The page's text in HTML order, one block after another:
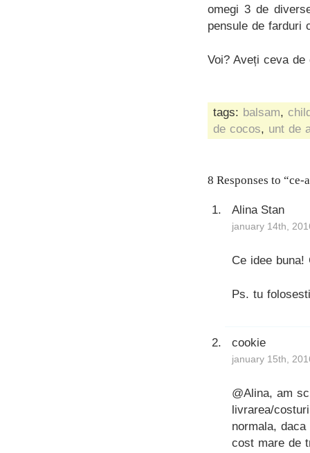
omegi 3 de
pensule de farduri
Voi? Aveți ceva de
tags: balsam,
de cocos, unt de
8 Responses to
Alina Stan
january 14th,
Ce idee
Ps. tu
cookie
january 15th,
@Alina, am
livrarea/
normala,
cost mare de